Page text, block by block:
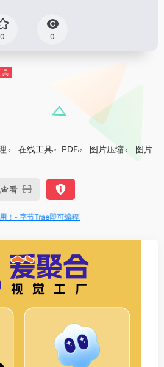
0 0
具
在线工具 PDF 图片压缩
图片
看
节Trae即可编程又可聊天